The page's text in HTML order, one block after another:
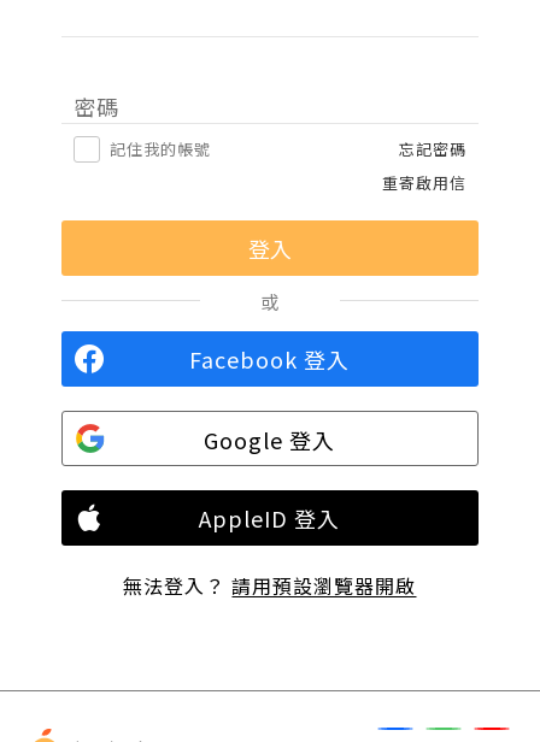
密碼
記住我的帳號
忘記密碼
重寄啟用信
或
Facebook 登入
Google 登入
AppleID 登入
無法登入？請用預設瀏覽器開啟